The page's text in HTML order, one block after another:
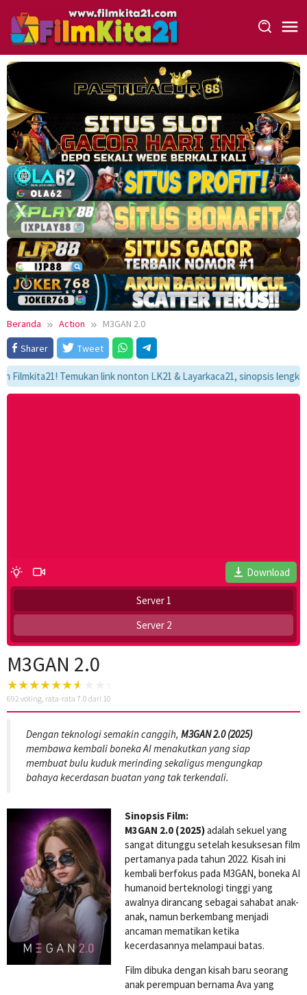
konten
Beranda Action
M3GAN 2.0
Sharer
Tweet
Temukan link nonton LK21 & Layarkaca21, sinopsis
Download
Server 1
Server 2
M3GAN 2.0
692 voting, rata-rata 7.0 dari 10
Dengan teknologi semakin canggih, M3GAN 2.0 (2025)
membawa kembali boneka AI menakutkan yang siap
membuat bulu kuduk merinding sekaligus mengungkap
bahaya kecerdasan buatan yang tak terkendali.
Sinopsis Film:
M3GAN 2.0 (2025)adalah sekuel yang
sangat ditunggu setelah kesuksesan film
pertamanya pada tahun 2022. Kisah ini
kembali berfokus pada M3GAN, boneka AI
humanoid berteknologi tinggi yang
awalnya dirancang sebagai sahabat anak-
anak, namun berkembang menjadi
ancaman mematikan ketika
kecerdasannya melampaui batas.
Film dibuka dengan kisah baru seorang
anak perempuan bernama Ava yang